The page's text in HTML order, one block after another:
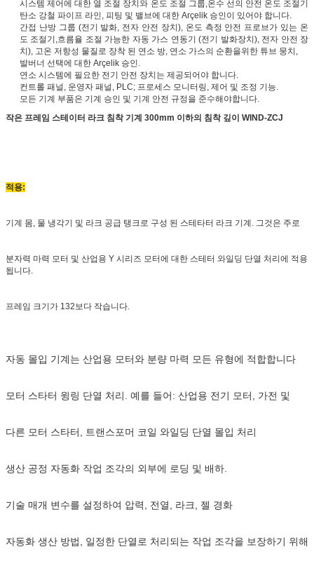
시스템 제어에 대한 열 조절 장치와 온도 조절 그룹,온수 선의 안전 온도 조절기
탄소 강철 파이프 라인, 피팅 및 밸브에 대한 Arçelik 승인이 있어야 합니다.
간접 난방 그룹 (전기 발화, 전자 안전 장치), 온도 측정 안전 프로브가 있는 온
도 조절기,흐름율 조절 가능한 자동 가스 연동기 (전기 발화장치), 전자 안전 장
치), 고온 저항성 물질로 장착 된 연소 방, 연소 가스의 순환을위한 튜브 뭉치,
발버너 선택에 대한 Arçelik 승인.
연소 시스템에 필요한 전기 안전 장치는 제공되어야 합니다.
컨트롤 패널, 운영자 패널, PLC; 프로세스 모니터링, 제어 및 조정 기능.
모든 기계 부품은 기계 승인 및 기계 안전 규정을 준수해야합니다.
작은 프레임 스테이터 라크 침착 기계 300mm 이하의 침착 깊이 WIND-ZCJ
적용:
기계 몸, 물 냉각기 및 라크 공급 탱크로 구성 된 스테타터 라크 기계. 그것은 주로
분자력 마력 모터 및 산업용 Y 시리즈 모터에 대한 스테터 와일딩 단열 처리에 적용
됩니다.
프레임 크기가 132보다 작습니다.
자동 몰입 기계는 산업용 모터와 분량 마력 모든 유형에 적합합니다
모터 스타터 윙링 단열 처리. 예를 들어: 산업용 전기 모터, 가전 및
다른 모터 스타터, 트랜스포머 코일 와일딩 단열 몰입 처리
생산 공정 자동화 작업 조각의 외부에 로딩 및 배하.
기술 매개 변수를 설정하여 압력, 전열, 라크, 젤 경화
자동화 생산 방법, 일정한 단열로 처리되는 작업 조각을 보장하기 위해